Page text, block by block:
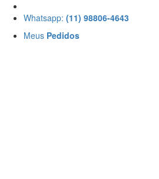
Whatsapp: (11) 98806-4643
Meus Pedidos